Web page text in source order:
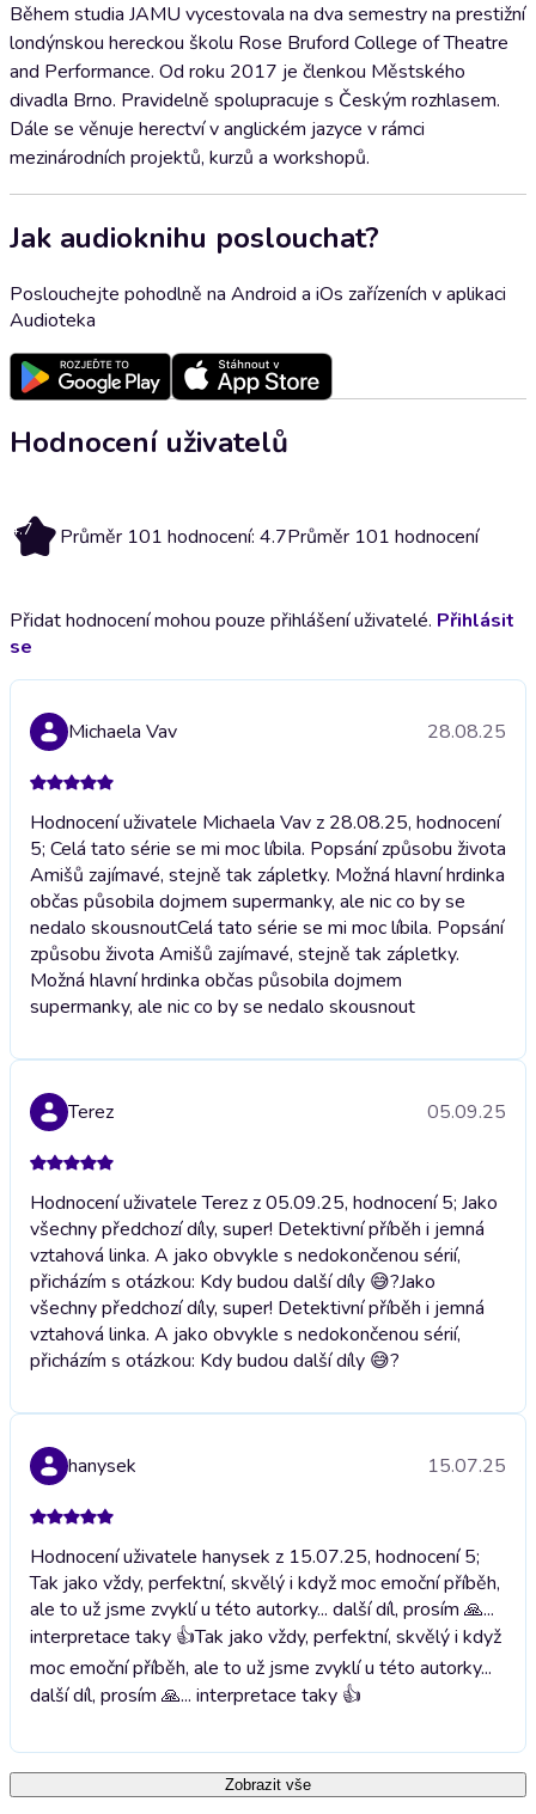
Během studia JAMU vycestovala na dva semestry na prestižní
londýnskou hereckou školu Rose Bruford College of Theatre
and Performance. Od roku 2017 je členkou Městského
divadla Brno. Pravidelně spolupracuje s Českým rozhlasem.
Dále se věnuje herectví v anglickém jazyce v rámci
mezinárodních projektů, kurzů a workshopů.
Jak audioknihu poslouchat?
Poslouchejte pohodlně na Android a iOs zařízeních v aplikaci
Audioteka
Hodnocení uživatelů
4.7 Průměr 101 hodnocení: 4.7Průměr 101 hodnocení
Přidat hodnocení mohou pouze přihlášení uživatelé. Přihlásit
se
Michaela Vav 28.08.25
Hodnocení uživatele Michaela Vav z 28.08.25, hodnocení
5; Celá tato série se mi moc líbila. Popsání způsobu života
Amišů zajímavé, stejně tak zápletky. Možná hlavní hrdinka
občas působila dojmem supermanky, ale nic co by se
nedalo skousnoutCelá tato série se mi moc líbila. Popsání
způsobu života Amišů zajímavé, stejně tak zápletky.
Možná hlavní hrdinka občas působila dojmem
supermanky, ale nic co by se nedalo skousnout
Terez 05.09.25
Hodnocení uživatele Terez z 05.09.25, hodnocení 5; Jako
všechny předchozí díly, super! Detektivní příběh i jemná
vztahová linka. A jako obvykle s nedokončenou sérií,
přicházím s otázkou: Kdy budou další díly 😅?Jako
všechny předchozí díly, super! Detektivní příběh i jemná
vztahová linka. A jako obvykle s nedokončenou sérií,
přicházím s otázkou: Kdy budou další díly 😅?
hanysek 15.07.25
Hodnocení uživatele hanysek z 15.07.25, hodnocení 5;
Tak jako vždy, perfektní, skvělý i když moc emoční příběh,
ale to už jsme zvyklí u této autorky... další díl, prosím 🙏...
interpretace taky 👍Tak jako vždy, perfektní, skvělý i když
moc emoční příběh, ale to už jsme zvyklí u této autorky...
další díl, prosím 🙏... interpretace taky 👍
Zobrazit vše